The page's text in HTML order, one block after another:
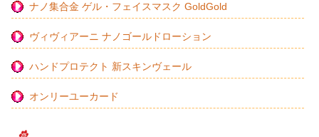
ナノ集合金 ゲル・フェイスマスク GoldGold
ヴィヴィアーニ ナノゴールドローション
ハンドプロテクト 新スキンヴェール
オンリーユーカード